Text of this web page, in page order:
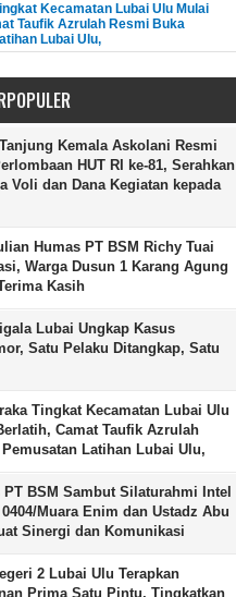
Kecamatan Lubai Ulu Mulai
Taufik Azrulah Resmi Buka
Lubai Ulu,
Kemala Askolani Resmi
HUT RI ke-81, Serahkan
Voli dan Dana Kegiatan kepada
Humas PT BSM Richy Tuai
Warga Dusun 1 Karang Agung
Kasih
Lubai Ungkap Kasus
Satu Pelaku Ditangkap, Satu
Tingkat Kecamatan Lubai Ulu
Camat Taufik Azrulah
Latihan Lubai Ulu,
PT BSM Sambut Silaturahmi Intel
Muara Enim dan Ustadz Abu
Sinergi dan Komunikasi
2 Lubai Ulu Terapkan
Prima Satu Pintu, Tingkatkan